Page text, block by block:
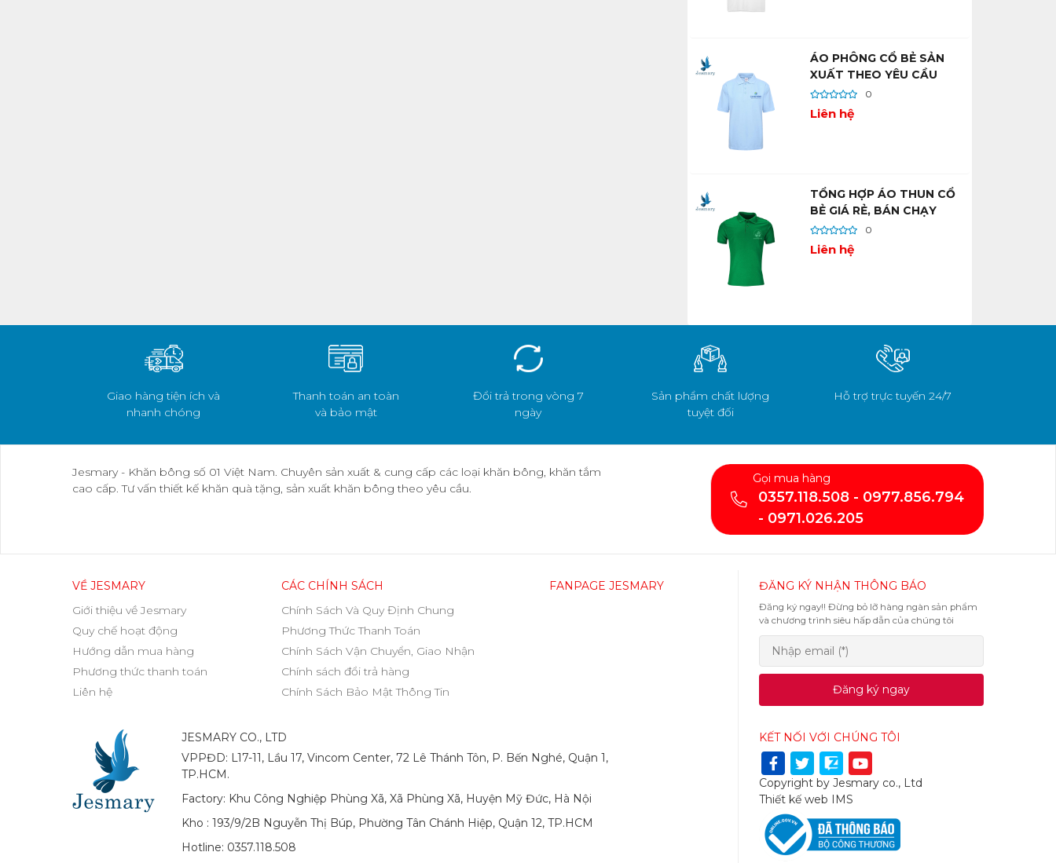
ÁO PHÔNG CỔ BẺ SẢN
XUẤT THEO YÊU CẦU
0
Liên hệ
TỔNG HỢP ÁO THUN CỔ
BẺ GIÁ RẺ, BÁN CHẠY
0
Liên hệ
Giao hàng tiện ích và
nhanh chóng
Thanh toán an toàn
và bảo mật
Đổi trả trong vòng 7
ngày
Sản phẩm chất lượng
tuyệt đối
Hỗ trợ trực tuyến 24/7
Jesmary - Khăn bông số 01 Việt Nam. Chuyên sản xuất & cung cấp các loại khăn bông, khăn tắm
cao cấp. Tư vấn thiết kế khăn quà tặng, sản xuất khăn bông theo yêu cầu.
Gọi mua hàng
0357.118.508 - 0977.856.794
- 0971.026.205
VỀ JESMARY
Giới thiệu về Jesmary
Quy chế hoạt động
Hướng dẫn mua hàng
Phương thức thanh toán
Liên hệ
CÁC CHÍNH SÁCH
Chính Sách Và Quy Định Chung
Phương Thức Thanh Toán
Chính Sách Vận Chuyển, Giao Nhận
Chính sách đổi trả hàng
Chính Sách Bảo Mật Thông Tin
FANPAGE JESMARY ĐĂNG KÝ NHẬN THÔNG BÁO
Đăng ký ngay!! Đừng bỏ lỡ hàng ngàn sản phẩm
và chương trình siêu hấp dẫn của chúng tôi
Đăng ký ngay
JESMARY CO., LTD
VPPĐD: L17-11, Lầu 17, Vincom Center, 72 Lê Thánh Tôn, P. Bến Nghé, Quận 1,
TP.HCM.
Factory: Khu Công Nghiệp Phùng Xã, Xã Phùng Xã, Huyện Mỹ Đức, Hà Nội
Kho : 193/9/2B Nguyễn Thị Búp, Phường Tân Chánh Hiệp, Quận 12, TP.HCM
Hotline: 0357.118.508
KẾT NỐI VỚI CHÚNG TÔI
Copyright by Jesmary co., Ltd
Thiết kế web IMS